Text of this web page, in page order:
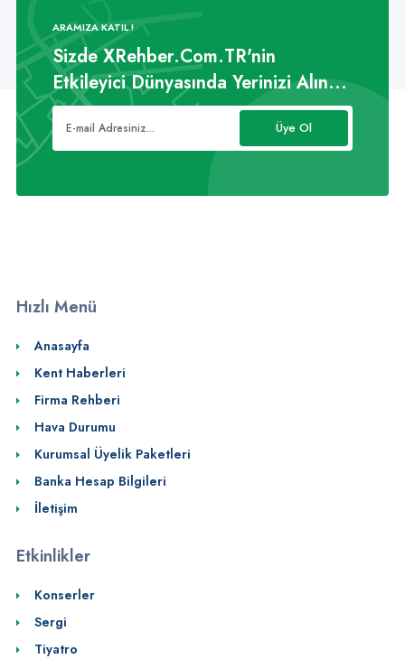
ARAMIZA KATIL !
Sizde XRehber.Com.TR'nin
Etkileyici Dünyasında Yerinizi Alın...
Üye Ol
Hızlı Menü
Anasayfa
Kent Haberleri
Firma Rehberi
Hava Durumu
Kurumsal Üyelik Paketleri
Banka Hesap Bilgileri
İletişim
Etkinlikler
Konserler
Sergi
Tiyatro